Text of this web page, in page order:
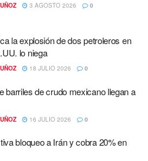
3 AGOSTO 2026 0
la explosión de dos petroleros en
lo niega
18 JULIO 2026 0
barriles de crudo mexicano llegan a
16 JULIO 2026 0
bloqueo a Irán y cobra 20% en